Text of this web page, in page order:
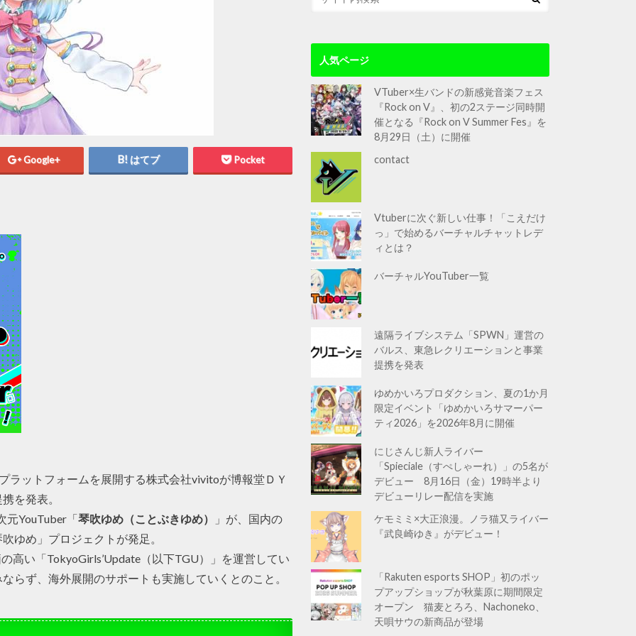
Google+ はてブ Pocket
ラットフォームを展開する株式会社vivitoが博報堂ＤＹ
を発表。
元YouTuber「琴吹ゆめ（ことぶきゆめ）
」が、国内の
ゆめ」プロジェクトが発足。
高い「TokyoGirls’Update（以下TGU）」を運営してい
らず、海外展開のサポートも実施していくとのこと。
人気ページ
VTuber×生バンドの新感覚音楽フェス
『Rock on V』、初の2ステージ同時開
催となる『Rock on V Summer Fes』を
8月29日（土）に開催
contact
Vtuberに次ぐ新しい仕事！「こえだけ
っ」で始めるバーチャルチャットレデ
ィとは？
バーチャルYouTuber一覧
遠隔ライブシステム「SPWN」運営の
バルス、東急レクリエーションと事業
提携を発表
ゆめかいろプロダクション、夏の1か月
限定イベント「ゆめかいろサマーパー
ティ2026」を2026年8月に開催
にじさんじ新人ライバー
「Spieciale（すぺしゃーれ）」の5名が
デビュー 8月16日（金）19時半より
デビューリレー配信を実施
ケモミミ×大正浪漫。ノラ猫又ライバー
『武良崎ゆき』がデビュー！
「Rakuten esports SHOP」初のポッ
プアップショップが秋葉原に期間限定
オープン 猫麦とろろ、Nachoneko、
天唄サウの新商品が登場